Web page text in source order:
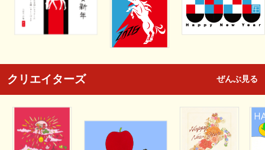
クリエイターズ ぜんぶ見る